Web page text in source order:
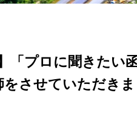
「プロに聞きたい
させていただきま